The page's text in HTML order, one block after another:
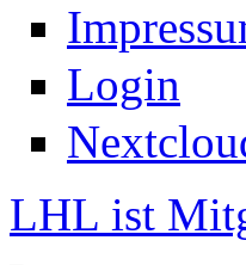
Login
LHL ist